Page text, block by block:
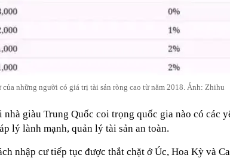
những người có giá trị tài sản ròng cao từ năm 2018. Ảnh: Zhihu
giàu Trung Quốc coi trọng quốc gia nào có các
lý lành mạnh, quản lý tài sản an toàn.
nhập cư tiếp tục được thắt chặt ở Úc, Hoa Kỳ và